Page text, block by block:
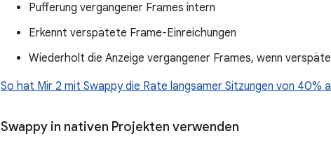
Pufferung vergangener Frames intern
Erkennt verspätete Frame-Einreichungen
Wiederholt die Anzeige vergangener Frames, wenn
So hat Mir 2 mit Swappy die Rate langsamer Sitzungen von 40%
Swappy in nativen Projekten verwenden